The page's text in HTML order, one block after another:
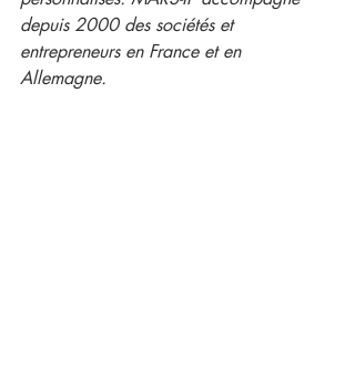
depuis 2000 des sociétés et
entrepreneurs en France et en
Allemagne.